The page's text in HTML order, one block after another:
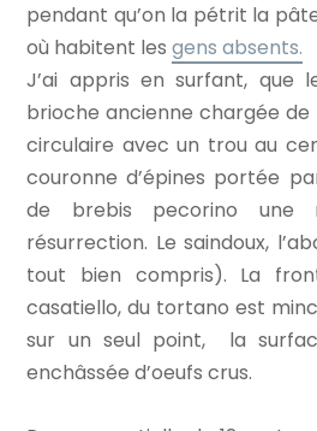
pendant qu’on la pétrit la
où habitent lesgens absents.
J’ai appris en surfant, que
brioche ancienne chargée
circulaire avec un trou au
couronne d’épines portée
de brebis pecorino une
résurrection. Le saindoux,
tout bien compris). La
casatiello, du tortano est
sur un seul point, la
enchâssée d’oeufs crus.